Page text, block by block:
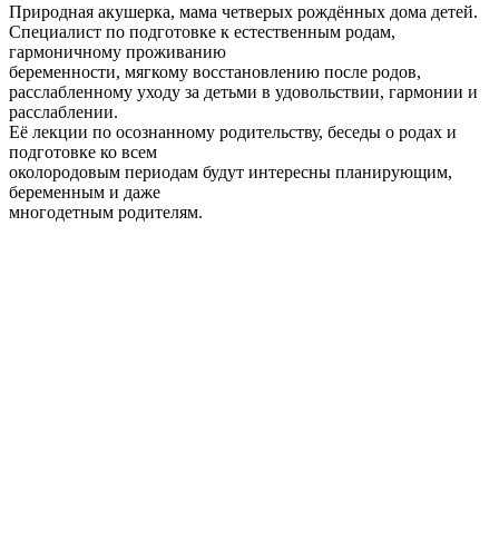
Природная акушерка, мама четверых рождённых дома детей.
Специалист по подготовке к естественным родам,
гармоничному проживанию
беременности, мягкому восстановлению после родов,
расслабленному уходу за детьми в удовольствии, гармонии и
расслаблении.
Её лекции по осознанному родительству, беседы о родах и
подготовке ко всем
околородовым периодам будут интересны планирующим,
беременным и даже
многодетным родителям.